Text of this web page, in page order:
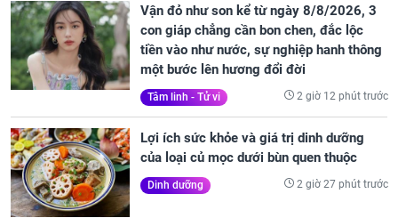
Vận đỏ như son kể từ ngày 8/8/2026, 3
con giáp chẳng cần bon chen, đắc lộc
tiền vào như nước, sự nghiệp hanh thông
một bước lên hương đổi đời
Tâm linh - Tử vi 2 giờ 12 phút trước
Lợi ích sức khỏe và giá trị dinh dưỡng
của loại củ mọc dưới bùn quen thuộc
Dinh dưỡng 2 giờ 27 phút trước